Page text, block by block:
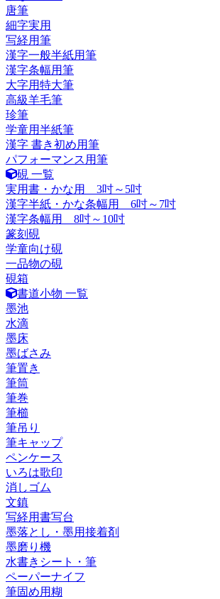
唐筆
細字実用
写経用筆
漢字一般半紙用筆
漢字条幅用筆
大字用特大筆
高級羊毛筆
珍筆
学童用半紙筆
漢字 書き初め用筆
パフォーマンス用筆
硯 一覧
実用書・かな用 3吋～5吋
漢字半紙・かな条幅用 6吋～7吋
漢字条幅用 8吋～10吋
篆刻硯
学童向け硯
一品物の硯
硯箱
書道小物 一覧
墨池
水滴
墨床
墨ばさみ
筆置き
筆筒
筆巻
筆櫛
筆吊り
筆キャップ
ペンケース
いろは歌印
消しゴム
文鎮
写経用書写台
墨落とし・墨用接着剤
墨磨り機
水書きシート・筆
ペーパーナイフ
筆固め用糊